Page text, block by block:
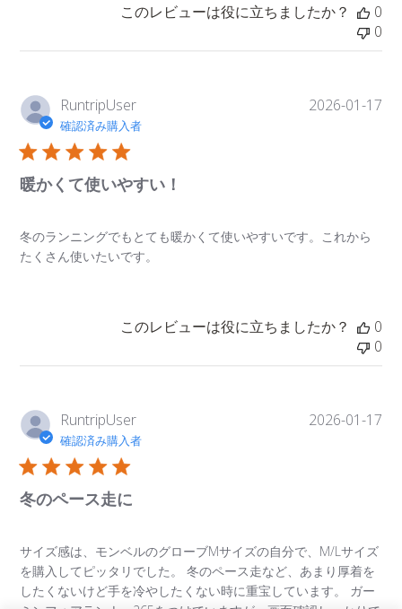
このレビューは役に立ちましたか？
0
0
RuntripUser
確認済み購入者
暖かくて使いやすい！
冬のランニングでもとても暖かくて使いやすいです。これから
たくさん使いたいです。
公
2026-01-17
このレビューは役に立ちましたか？
0
0
RuntripUser
確認済み購入者
冬のペース走に
サイズ感は、モンベルのグローブMサイズの自分で、M/Lサイズ
を購入してピッタリでした。 冬のペース走など、あまり厚着を
したくないけど手を冷やしたくない時に重宝しています。 ガー
公
2026-01-17